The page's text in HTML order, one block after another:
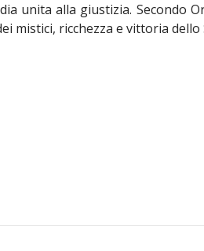
unita alla giustizia. Secondo
mistici, ricchezza e vittoria dello